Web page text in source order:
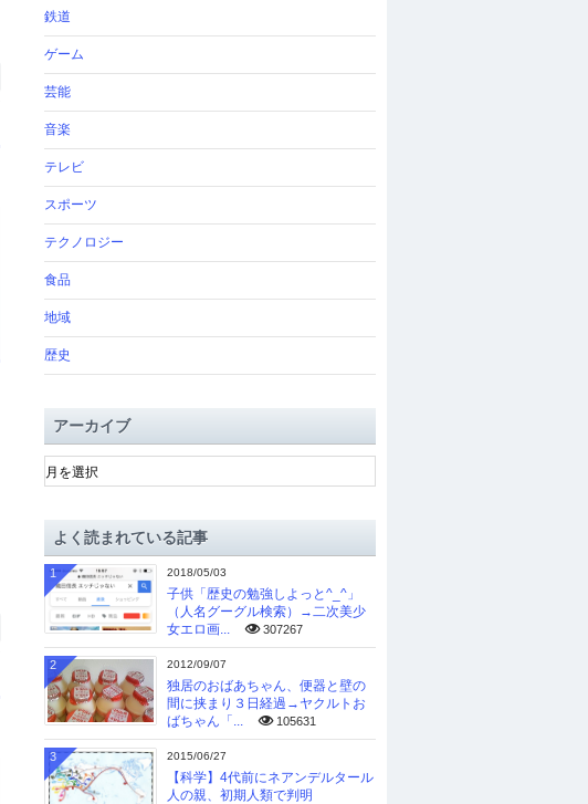
鉄道
ゲーム
芸能
音楽
テレビ
スポーツ
テクノロジー
食品
地域
歴史
アーカイブ
ア
ー
ブよく読まれている記事
2018/05/03
子供「歴史の勉強しよっと^_^」
（人名グーグル検索）→二次美少
女エロ画...
307267
1
2012/09/07
独居のおばあちゃん、便器と壁の
間に挟まり３日経過→ヤクルトお
ばちゃん「...
105631
2
2015/06/27
【科学】4代前にネアンデルタール
人の親、初期人類で判明
3